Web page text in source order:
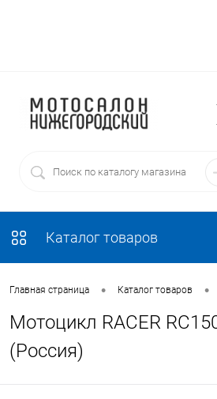
Каталог товаров
Главная страница • Каталог товаров •
Мотоцикл RACER
(Россия)